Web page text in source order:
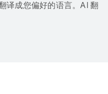
译成您偏好的语言。AI 翻